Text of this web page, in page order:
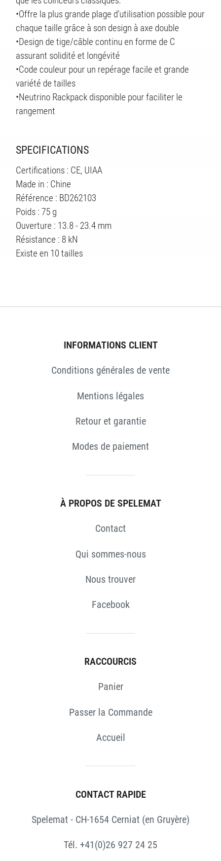
•Offre la plus grande plage d'utilisation possible pour
chaque taille grâce à son design à axe double
•Design de tige/câble continu en forme de C
assurant solidité et longévité
•Code couleur pour un repérage facile et grande
variété de tailles
•Neutrino Rackpack disponible pour faciliter le
rangement
SPECIFICATIONS
Certifications : CE, UIAA
Made in : Chine
Référence : BD262103
Poids : 75 g
Ouverture : 13.8 - 23.4 mm
Résistance : 8 kN
Existe en 10 tailles
INFORMATIONS CLIENT
Conditions générales de vente
Mentions légales
Retour et garantie
Modes de paiement
À PROPOS DE SPELEMAT
Contact
Qui sommes-nous
Nous trouver
Facebook
RACCOURCIS
Panier
Passer la Commande
Accueil
CONTACT RAPIDE
Spelemat - CH-1654 Cerniat (en Gruyère)
Tél. +41(0)26 927 24 25